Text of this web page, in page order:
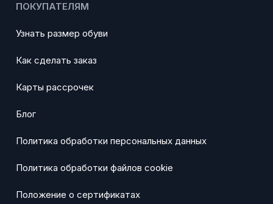
ПОКУПАТЕЛЯМ
Узнать размер обуви
Как сделать заказ
Карты рассрочек
Блог
Политика обработки персональных данных
Политика обработки файлов cookie
Положение о сертификатах